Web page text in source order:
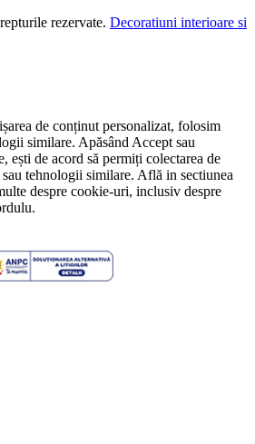
rezervate. Decoratiuni interioare si
de conținut personalizat, folosim
similare. Apăsând Accept sau
ești de acord să permiți colectarea de
tehnologii similare. Află in sectiunea
despre cookie-uri, inclusiv despre